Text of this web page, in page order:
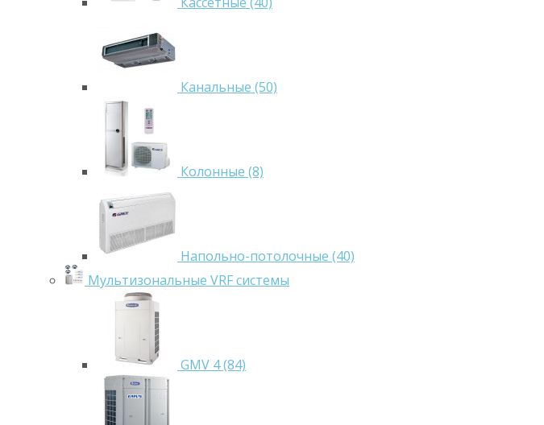
Канальные (50)
Колонные (8)
Напольно-потолочные (40)
Мультизональные VRF системы
GMV 4 (84)